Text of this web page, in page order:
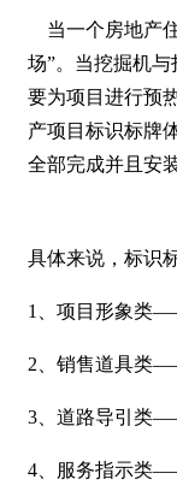
当一个房地产
场”。当挖掘机
要为项目进行预
产项目标识标牌
全部完成并且安
具体来说，标识
1、项目形象类
2、销售道具类
3、道路导引类
4、服务指示类